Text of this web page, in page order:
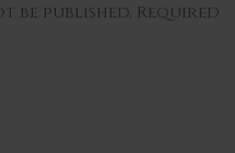
be published. Required